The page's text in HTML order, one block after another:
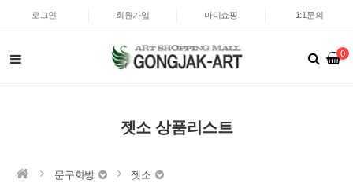
로그인 회원가입 마이쇼핑 1:1문의
0
젯소 상품리스트
문구화방 젯소